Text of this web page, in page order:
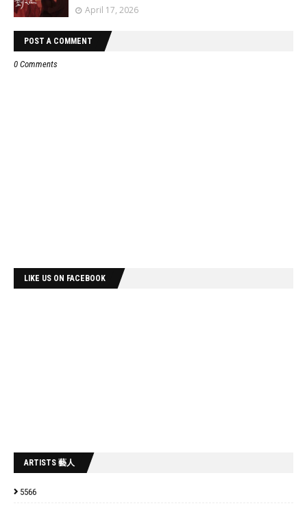
April 17, 2026
POST A COMMENT
0 Comments
LIKE US ON FACEBOOK
ARTISTS 藝人
5566